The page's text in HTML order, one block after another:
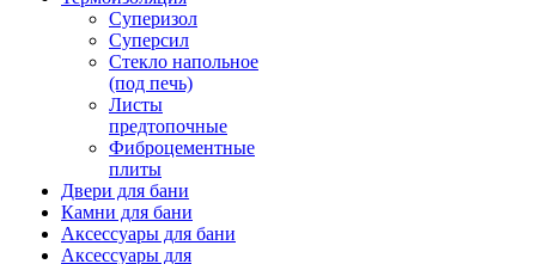
Суперизол
Суперсил
Стекло напольное
(под печь)
Листы
предтопочные
Фиброцементные
плиты
Двери для бани
Камни для бани
Аксессуары для бани
Аксессуары для